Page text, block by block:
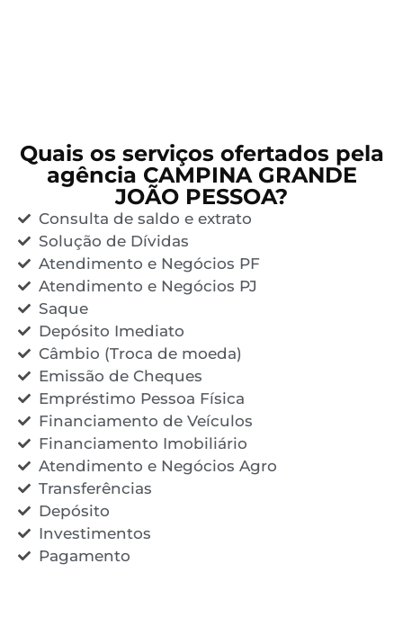
Quais os serviços ofertados pela
agência CAMPINA GRANDE
JOÃO PESSOA?
Consulta de saldo e extrato
Solução de Dívidas
Atendimento e Negócios PF
Atendimento e Negócios PJ
Saque
Depósito Imediato
Câmbio (Troca de moeda)
Emissão de Cheques
Empréstimo Pessoa Física
Financiamento de Veículos
Financiamento Imobiliário
Atendimento e Negócios Agro
Transferências
Depósito
Investimentos
Pagamento